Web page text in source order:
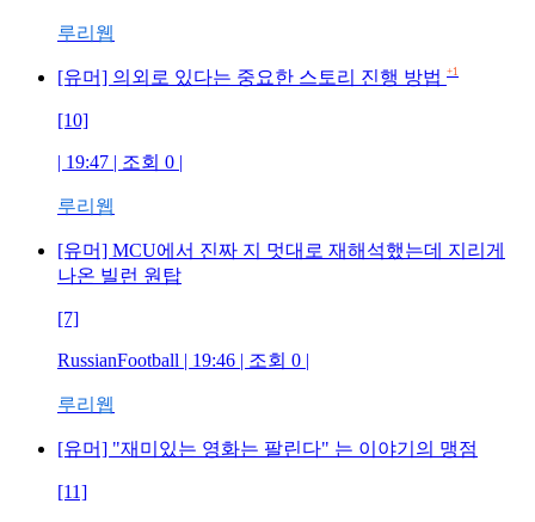
루리웹
[유머] 의외로 있다는 중요한 스토리 진행 방법 +1
[10]
| 19:47 | 조회 0 |
루리웹
[유머] MCU에서 진짜 지 멋대로 재해석했는데 지리게
나온 빌런 원탑
[7]
RussianFootball | 19:46 | 조회 0 |
루리웹
[유머] "재미있는 영화는 팔린다" 는 이야기의 맹점
[11]